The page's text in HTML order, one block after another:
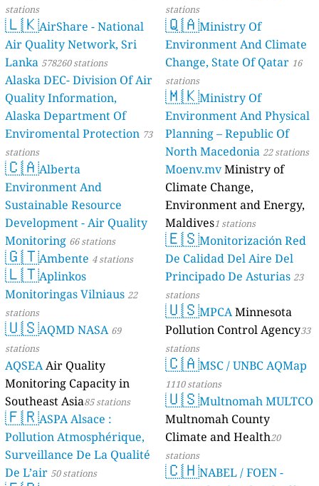
stations
🇱🇰AirShare - National
Air Quality Network, Sri
Lanka 578260 stations
Alaska DEC- Division Of Air
Quality Information,
Alaska Department Of
Enviromental Protection 73
stations
🇨🇦Alberta
Environment And
Sustainable Resource
Development - Air Quality
Monitoring 66 stations
🇬🇹Ambente 4 stations
🇱🇹Aplinkos
Monitoringas Vilniaus 22
stations
🇺🇸AQMD NASA 69
stations
AQSEAAir Quality
Monitoring Capacity in
Southeast Asia85 stations
🇫🇷ASPA Alsace :
Pollution Atmosphérique,
Surveillance De La Qualité
De L’air 50 stations
stations
🇶🇦Ministry Of
Environment And Climate
Change, State Of Qatar 16
stations
🇲🇰Ministry Of
Environment And Physical
Planning – Republic Of
North Macedonia 22 stations
Moenv.mvMinistry of
Climate Change,
Environment and Energy,
Maldives1 stations
🇪🇸Monitorización Red
De Calidad Del Aire Del
Principado De Asturias 23
stations
🇺🇸MPCAMinnesota
Pollution Control Agency33
stations
🇨🇦MSC / UNBC AQMap
1110 stations
🇺🇸Multnomah MULTCO
Multnomah County
Climate and Health20
stations
🇨🇭NABEL / FOEN -